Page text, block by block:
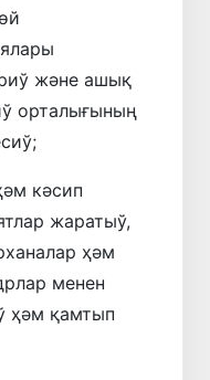
және ашық
орталығының
кәсип
жаратыў,
ҳәм
менен
ҳәм қамтып